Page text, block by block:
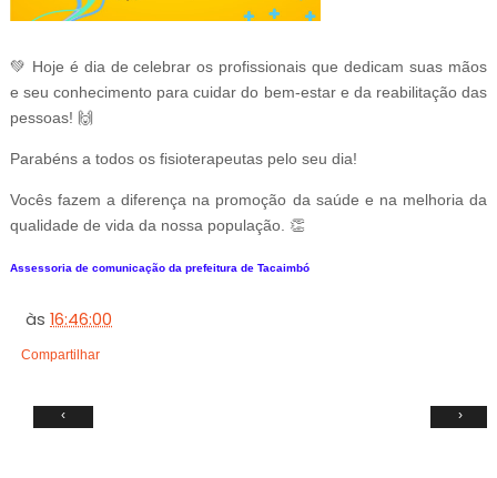
💚 Hoje é dia de celebrar os profissionais que dedicam suas mãos
e seu conhecimento para cuidar do bem-estar e da reabilitação das
pessoas! 🙌
Parabéns a todos os fisioterapeutas pelo seu dia!
Vocês fazem a diferença na promoção da saúde e na melhoria da
qualidade de vida da nossa população. 👏
Assessoria de comunicação da prefeitura de Tacaimbó
às16:46:00
Compartilhar
‹ ›